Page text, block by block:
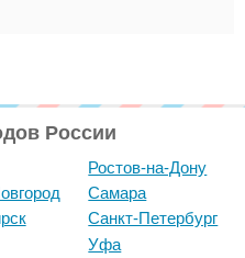
России
Ростов-на-Дону
Самара
Санкт-Петербург
Уфа